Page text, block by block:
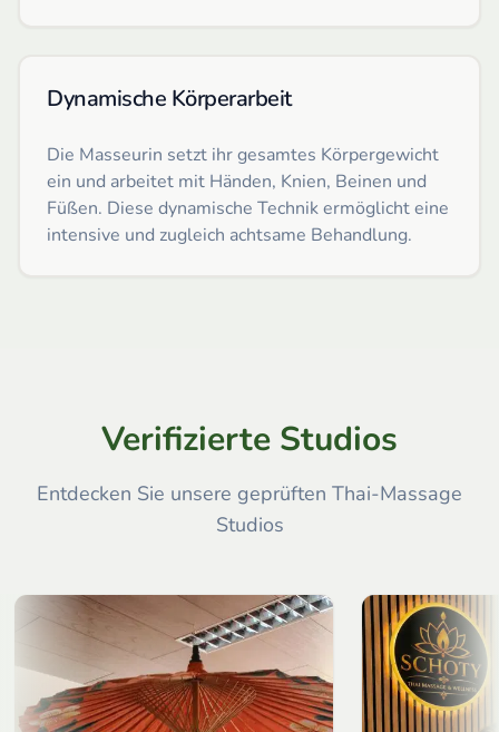
Dynamische Körperarbeit
Die Masseurin setzt ihr gesamtes Körpergewicht
ein und arbeitet mit Händen, Knien, Beinen und
Füßen. Diese dynamische Technik ermöglicht eine
intensive und zugleich achtsame Behandlung.
Verifizierte Studios
Entdecken Sie unsere geprüften Thai-Massage
Studios